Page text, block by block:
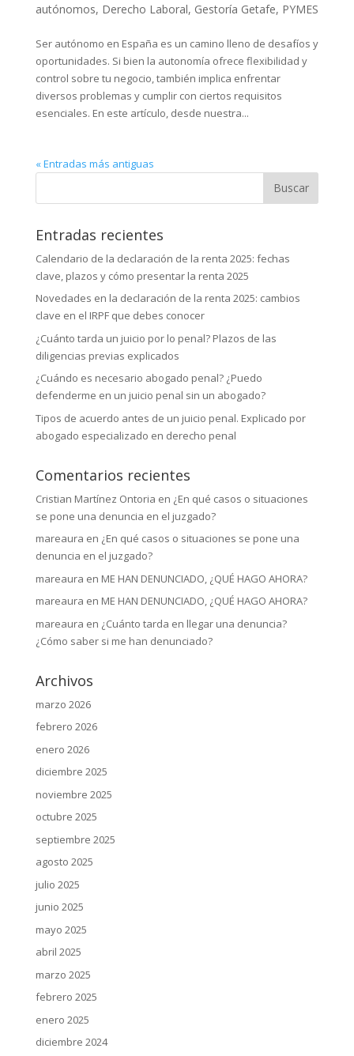
autónomos, Derecho Laboral, Gestoría Getafe, PYMES
Ser autónomo en España es un camino lleno de desafíos y
oportunidades. Si bien la autonomía ofrece flexibilidad y
control sobre tu negocio, también implica enfrentar
diversos problemas y cumplir con ciertos requisitos
esenciales. En este artículo, desde nuestra...
« Entradas más antiguas
Buscar:
Entradas recientes
Calendario de la declaración de la renta 2025: fechas
clave, plazos y cómo presentar la renta 2025
Novedades en la declaración de la renta 2025: cambios
clave en el IRPF que debes conocer
¿Cuánto tarda un juicio por lo penal? Plazos de las
diligencias previas explicados
¿Cuándo es necesario abogado penal? ¿Puedo
defenderme en un juicio penal sin un abogado?
Tipos de acuerdo antes de un juicio penal. Explicado por
abogado especializado en derecho penal
Comentarios recientes
Cristian Martínez Ontoria en ¿En qué casos o situaciones
se pone una denuncia en el juzgado?
mareaura en ¿En qué casos o situaciones se pone una
denuncia en el juzgado?
mareaura en ME HAN DENUNCIADO, ¿QUÉ HAGO AHORA?
mareaura en ME HAN DENUNCIADO, ¿QUÉ HAGO AHORA?
mareaura en ¿Cuánto tarda en llegar una denuncia?
¿Cómo saber si me han denunciado?
Archivos
marzo 2026
febrero 2026
enero 2026
diciembre 2025
noviembre 2025
octubre 2025
septiembre 2025
agosto 2025
julio 2025
junio 2025
mayo 2025
abril 2025
marzo 2025
febrero 2025
enero 2025
diciembre 2024